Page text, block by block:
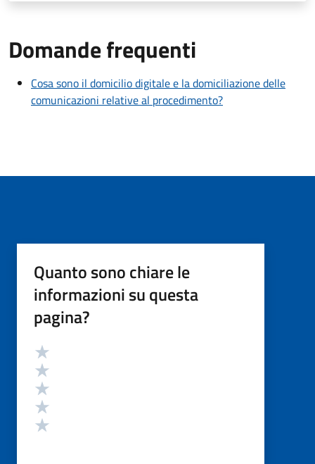
Domande frequenti
Cosa sono il domicilio digitale e la domiciliazione delle
comunicazioni relative al procedimento?
Quanto sono chiare le
informazioni su questa
pagina?
Valutazione